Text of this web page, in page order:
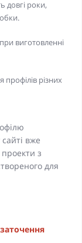
довгі роки,
виготовленні
профілів різних
вже
з
для